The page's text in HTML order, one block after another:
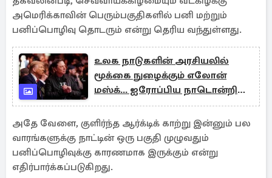
அமெரிக்காவின் பெரும்பகுதிகளில் பனி மற்றும்
பனிப்பொழிவு தொடரும் என்று தெரிய வந்துள்ளது.
உலக நாடுகளின் அரசியலில்
மூக்கை நுழைக்கும் எலோன்
மஸ்க்... ஐரோப்பிய நாடொன்றின்
பிரதமர் கவலை
அதே வேளை, குளிர்ந்த ஆர்க்டிக் காற்று இன்னும் பல
வாரங்களுக்கு நாட்டின் ஒரு பகுதி முழுவதும்
பனிப்பொழிவுக்கு காரணமாக இருக்கும் என்று
எதிர்பார்க்கப்படுகிறது.